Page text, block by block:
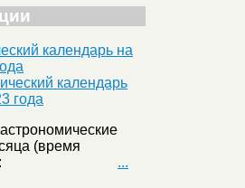
календарь на
(время
...